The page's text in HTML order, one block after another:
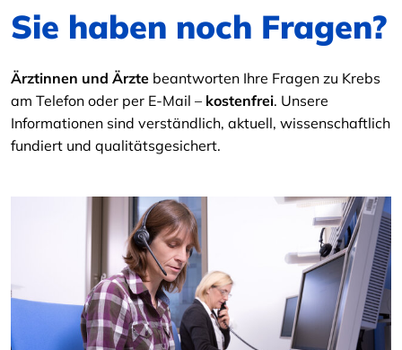
Sie haben noch Fragen?
Ärztinnen und Ärzte beantworten Ihre Fragen zu Krebs
am Telefon oder per E-Mail – kostenfrei. Unsere
Informationen sind verständlich, aktuell, wissenschaftlich
fundiert und qualitätsgesichert.